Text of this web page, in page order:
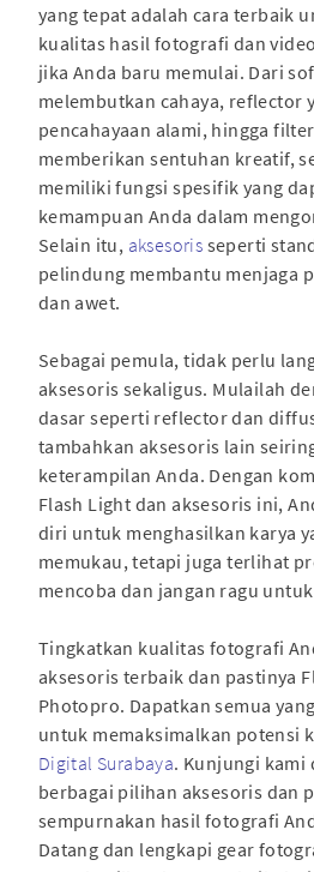
yang tepat adalah cara terbaik
kualitas hasil fotografi dan
jika Anda baru memulai. Dari
melembutkan cahaya, reflector
pencahayaan alami, hingga
memberikan sentuhan kreatif,
memiliki fungsi spesifik yang
kemampuan Anda dalam
Selain itu, aksesoris seperti
pelindung membantu menjaga
dan awet.
Sebagai pemula, tidak perlu
aksesoris sekaligus. Mulailah
dasar seperti reflector dan
tambahkan aksesoris lain
keterampilan Anda. Dengan
Flash Light dan aksesoris ini,
diri untuk menghasilkan karya
memukau, tetapi juga terlihat
mencoba dan jangan ragu
Tingkatkan kualitas fotografi
aksesoris terbaik dan pastinya
Photopro. Dapatkan semua
untuk memaksimalkan potensi
Digital Surabaya. Kunjungi kami
berbagai pilihan aksesoris dan
sempurnakan hasil fotografi
Datang dan lengkapi gear